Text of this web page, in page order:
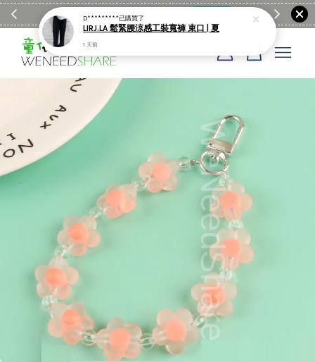
滿$1990送日亞麻棉簡約餐墊 童裝
您的購物車目前還是空的。
D*********已購買了
LIRJ.LA 鬆緊腰涼感工裝寬褲 束口 | 夏
1 天前